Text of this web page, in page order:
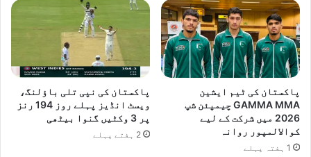
پاکستان کی ٹیم ایشین
GAMMA MMA چیمپئن شپ
2026 میں شرکت کے لیے
کوالالمپور روانہ
1 ہفتہ پہلے
پاکستان کی نپی تلی باؤلنگ،
ویسٹ انڈیز پہلے روز 194 رنز
پر 3 وکٹیں گنوا بیٹھی
2 ہفتے پہلے